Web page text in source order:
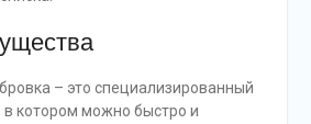
– это специализированный
в котором можно быстро и